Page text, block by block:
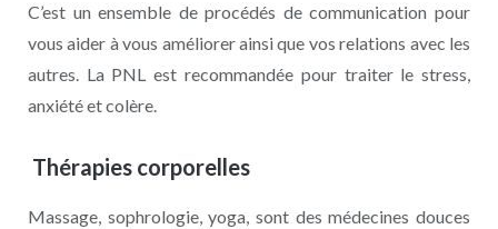
C’est un ensemble de procédés de communication pour
vous aider à vous améliorer ainsi que vos relations avec les
autres. La PNL est recommandée pour traiter le stress,
anxiété et colère.
Thérapies corporelles
Massage, sophrologie, yoga, sont des médecines douces